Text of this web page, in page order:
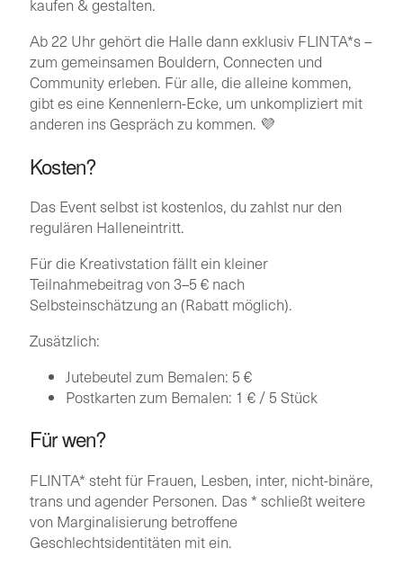
kaufen & gestalten.
Ab 22 Uhr gehört die Halle dann exklusiv FLINTA*s –
zum gemeinsamen Bouldern, Connecten und
Community erleben. Für alle, die alleine kommen,
gibt es eine Kennenlern-Ecke, um unkompliziert mit
anderen ins Gespräch zu kommen. 💜
Kosten?
Das Event selbst ist kostenlos, du zahlst nur den
regulären Halleneintritt.
Für die Kreativstation fällt ein kleiner
Teilnahmebeitrag von 3–5 € nach
Selbsteinschätzung an (Rabatt möglich).
Zusätzlich:
Jutebeutel zum Bemalen: 5 €
Postkarten zum Bemalen: 1 € / 5 Stück
Für wen?
FLINTA* steht für Frauen, Lesben, inter, nicht-binäre,
trans und agender Personen. Das * schließt weitere
von Marginalisierung betroffene
Geschlechtsidentitäten mit ein.